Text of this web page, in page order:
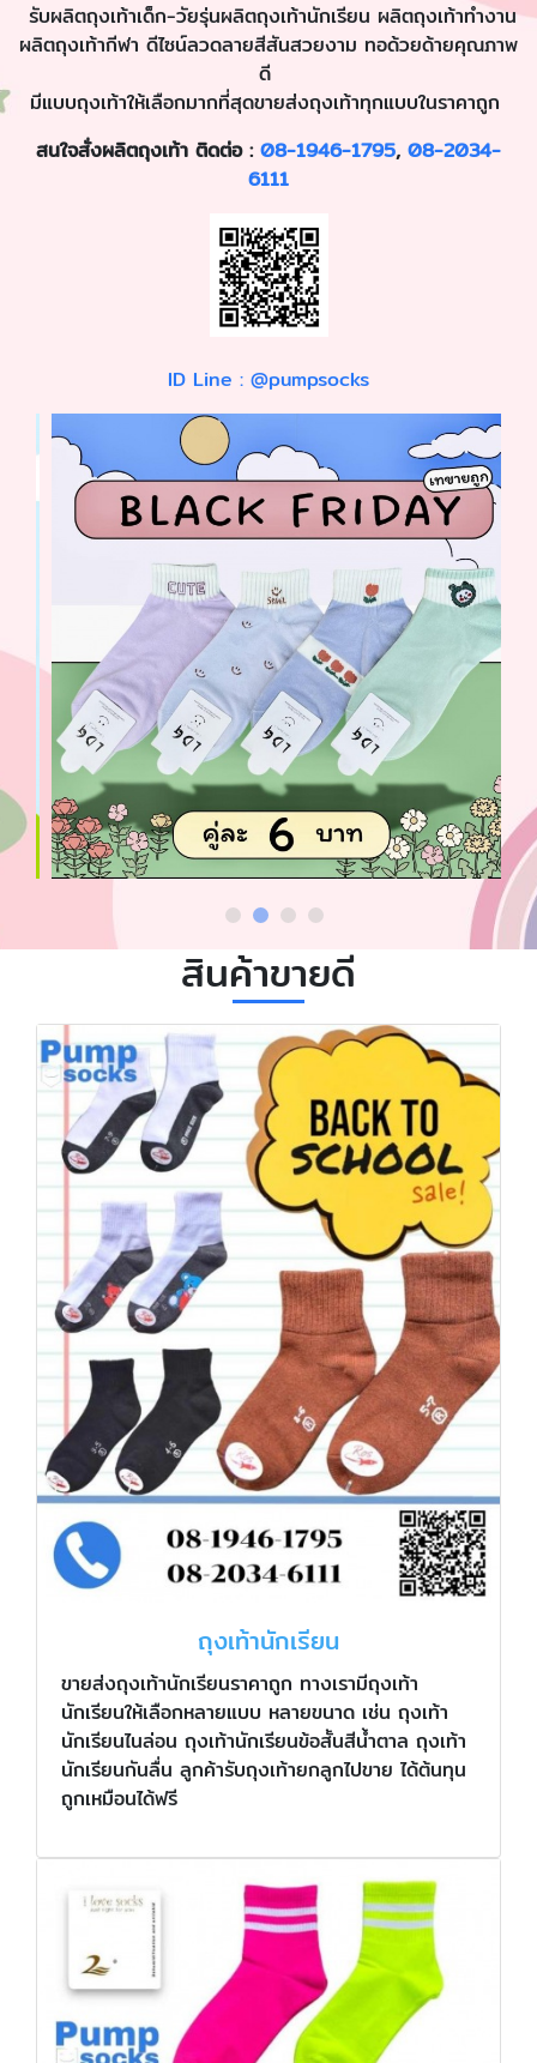
รับผลิตถุงเท้าเด็ก-วัยรุ่นผลิตถุงเท้านักเรียน ผลิตถุงเท้าทำงาน
ผลิตถุงเท้ากีฬา ดีไซน์ลวดลายสีสันสวยงาม ทอด้วยด้ายคุณภาพ
ดี
มีแบบถุงเท้าให้เลือกมากที่สุดขายส่งถุงเท้าทุกแบบในราคาถูก
สนใจสั่งผลิตถุงเท้า ติดต่อ : 08-1946-1795, 08-2034-
6111
ID Line : @pumpsocks
สินค้าขายดี
ถุงเท้านักเรียน
ขายส่งถุงเท้านักเรียนราคาถูก ทางเรามีถุงเท้า
นักเรียนให้เลือกหลายแบบ หลายขนาด เช่น ถุงเท้า
นักเรียนไนล่อน ถุงเท้านักเรียนข้อสั้นสีน้ำตาล ถุงเท้า
นักเรียนกันลื่น ลูกค้ารับถุงเท้ายกลูกไปขาย ได้ต้นทุน
ถูกเหมือนได้ฟรี